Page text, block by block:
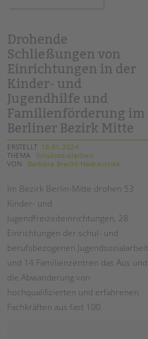
Kinder- und Jugendschutz
Unsere Videos
Gesellschafter VdK
schoolcoach BTL
tandem international
KARRIERE
Stellenangebote
NEWS/BLOG
unkuerzbar
Briefe an Kai
PRESSE
Magazin
ludwig-
cauer-
grundschule
Drohende
Schließungen von
Einrichtungen in der
Kinder- und
Jugendhilfe und
Familienförderung im
Berliner Bezirk Mitte
ERSTELLT 16.01.2024
THEMA Schulsozialarbeit
VON
Barbara Brecht-Hadraschek
Im Bezirk Berlin-Mitte drohen 53
Kinder- und
Jugendfreizeiteinrichtungen, 28
Einrichtungen der schul- und
berufsbezogenen Jugendsozialarbeit
und 14 Familienzentren das Aus und
die Abwanderung von
hochqualifizierten und erfahrenen
Fachkräften aus fast 100